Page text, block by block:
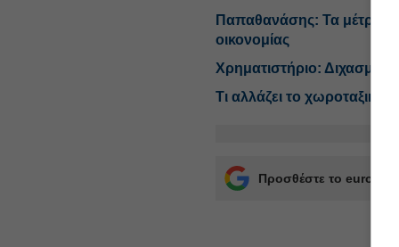
Παπαθανάσης: Τα μέτρα
οικονομίας
Χρηματιστήριο: Διχασμός
Τι αλλάζει το χωροταξικό
Προσθέστε το